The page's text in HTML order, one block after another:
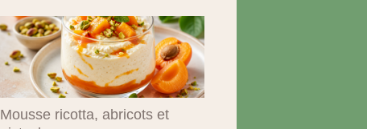
Mousse ricotta, abricots et